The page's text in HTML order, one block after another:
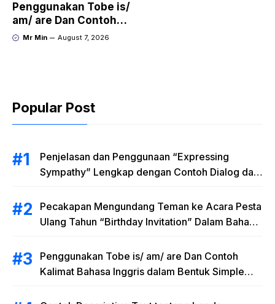
Penggunakan Tobe is/
am/ are Dan Contoh
Kalimat Bahasa
Mr Min August 7, 2026
Popular Post
Penjelasan dan Penggunaan “Expressing
Sympathy” Lengkap dengan Contoh Dialog dan
Pecakapan Mengundang Teman ke Acara Pesta
Ulang Tahun “Birthday Invitation” Dalam Bahasa
Penggunakan Tobe is/ am/ are Dan Contoh
Kalimat Bahasa Inggris dalam Bentuk Simple